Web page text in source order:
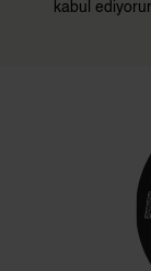
kabul